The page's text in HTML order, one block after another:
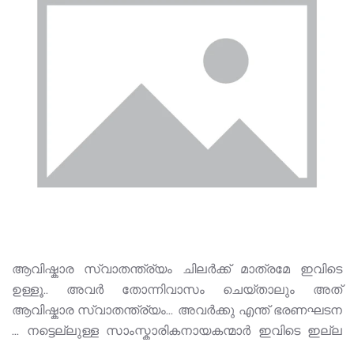
ആവിഷ്കാര സ്വാതന്ത്ര്യം ചിലർക്ക് മാത്രമേ ഇവിടെ
ഉള്ളൂ.. അവർ തോന്നിവാസം ചെയ്താലും അത്
ആവിഷ്കാര സ്വാതന്ത്ര്യം... അവർക്കു എന്ത് ഭരണഘടന
... നട്ടെല്ലുള്ള സാംസ്കാരികനായകന്മാർ ഇവിടെ ഇല്ല